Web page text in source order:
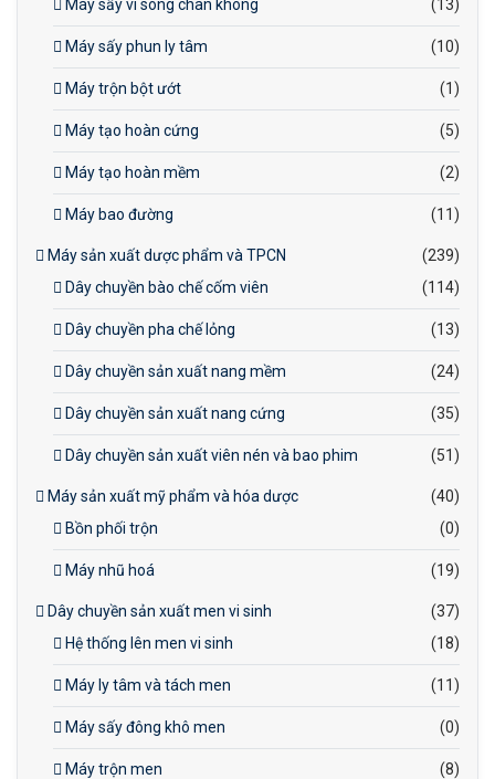
Máy sấy vi sóng chân không (13)
Máy sấy phun ly tâm (10)
Máy trộn bột ướt (1)
Máy tạo hoàn cứng (5)
Máy tạo hoàn mềm (2)
Máy bao đường (11)
Máy sản xuất dược phẩm và TPCN
(239)
Dây chuyền bào chế cốm viên
(114)
Dây chuyền pha chế lỏng (13)
Dây chuyền sản xuất nang mềm (24)
Dây chuyền sản xuất nang cứng (35)
Dây chuyền sản xuất viên nén và bao phim (51)
Máy sản xuất mỹ phẩm và hóa dược
(40)
Bồn phối trộn
(0)
Máy nhũ hoá (19)
Dây chuyền sản xuất men vi sinh
(37)
Hệ thống lên men vi sinh
(18)
Máy ly tâm và tách men (11)
Máy sấy đông khô men (0)
Máy trộn men (8)